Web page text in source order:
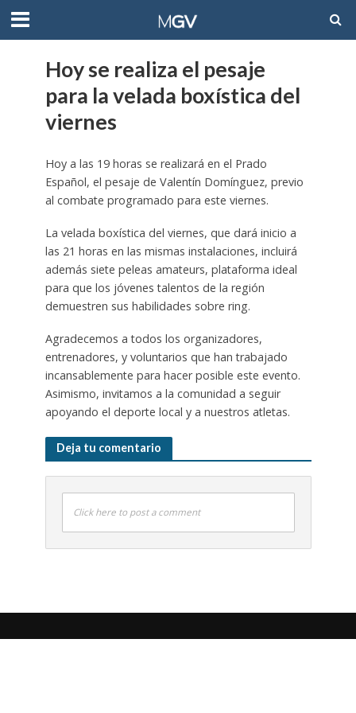
Hoy se realiza el pesaje
para la velada boxística del
viernes
Hoy a las 19 horas se realizará en el Prado
Español, el pesaje de Valentín Domínguez, previo
al combate programado para este viernes.
La velada boxística del viernes, que dará inicio a
las 21 horas en las mismas instalaciones, incluirá
además siete peleas amateurs, plataforma ideal
para que los jóvenes talentos de la región
demuestren sus habilidades sobre ring.
Agradecemos a todos los organizadores,
entrenadores, y voluntarios que han trabajado
incansablemente para hacer posible este evento.
Asimismo, invitamos a la comunidad a seguir
apoyando el deporte local y a nuestros atletas.
Deja tu comentario
Click here to post a comment